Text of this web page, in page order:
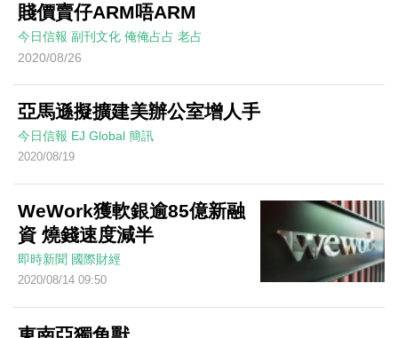
賤價賣仔ARM唔ARM
今日信報 副刊文化 俺俺占占 老占
2020/08/26
亞馬遜擬擴建美辦公室增人手
今日信報 EJ Global 簡訊
2020/08/19
WeWork獲軟銀逾85億新融
資 燒錢速度減半
即時新聞 國際財經
2020/08/14 09:50